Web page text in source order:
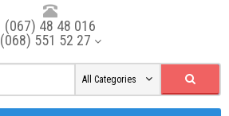
(067) 48 48 016
(068) 551 52 27
All Categories